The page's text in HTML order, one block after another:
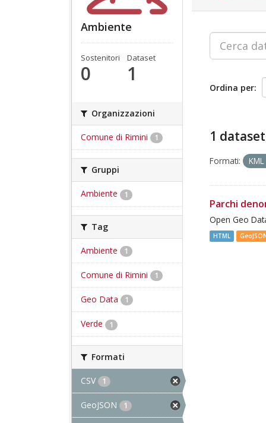
Ambiente
Sostenitori
0
Dataset
1
Organizzazioni
Comune di Rimini 1
Gruppi
Ambiente 1
Tag
Ambiente 1
Comune di Rimini 1
Geo Data 1
Verde 1
Formati
CSV 1
GeoJSON 1
Ordina per
1
Formati: KML
Parchi
Open Geo
HTML